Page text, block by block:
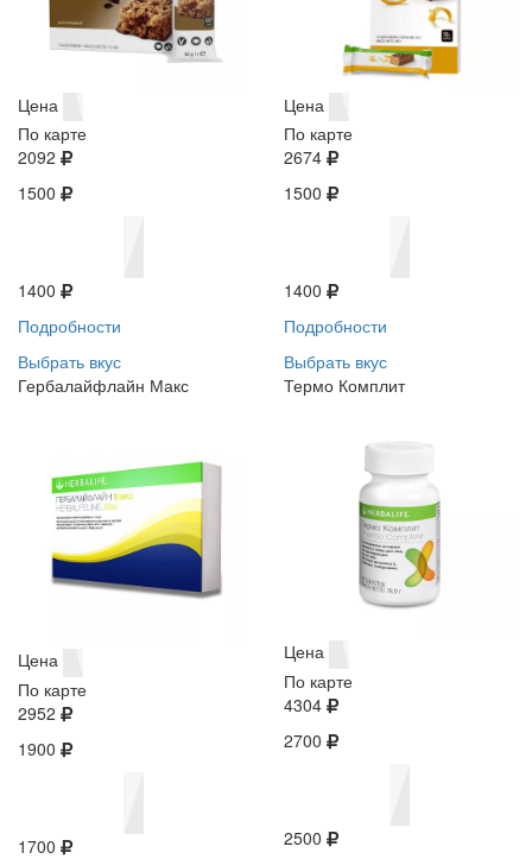
Цена
По карте
2092
1500
1400
Подробности
Выбрать вкус
Цена
По карте
2674
1500
1400
Подробности
Выбрать вкус
Гербалайфлайн Макс
Цена
По карте
2952
1900
1700
Термо Комплит
Цена
По карте
4304
2700
2500